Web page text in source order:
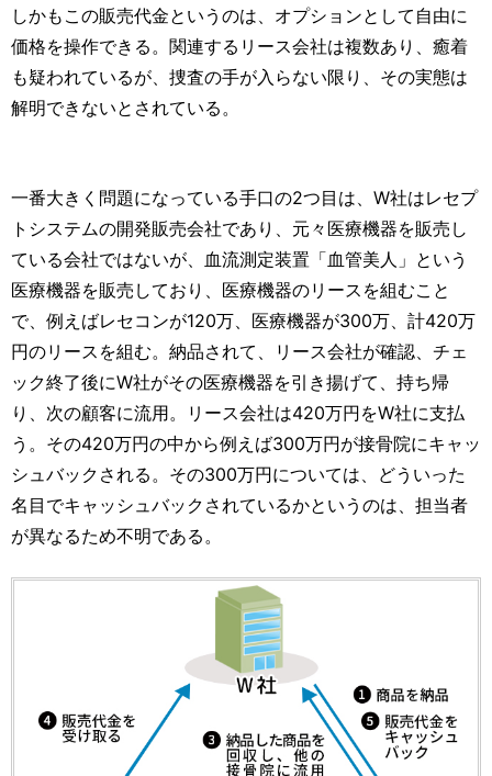
しかもこの販売代金というのは、オプションとして自由に
価格を操作できる。関連するリース会社は複数あり、癒着
も疑われているが、捜査の手が入らない限り、その実態は
解明できないとされている。
一番大きく問題になっている手口の2つ目は、W社はレセプ
トシステムの開発販売会社であり、元々医療機器を販売し
ている会社ではないが、血流測定装置「血管美人」という
医療機器を販売しており、医療機器のリースを組むこと
で、例えばレセコンが120万、医療機器が300万、計420万
円のリースを組む。納品されて、リース会社が確認、チェ
ック終了後にW社がその医療機器を引き揚げて、持ち帰
り、次の顧客に流用。リース会社は420万円をW社に支払
う。その420万円の中から例えば300万円が接骨院にキャッ
シュバックされる。その300万円については、どういった
名目でキャッシュバックされているかというのは、担当者
が異なるため不明である。